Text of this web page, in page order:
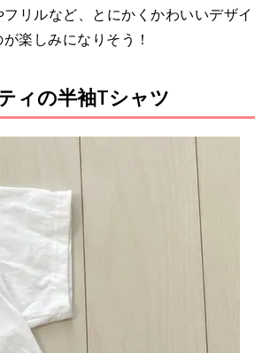
リルなど、とにかくかわいいデザイ
楽しみになりそう！
ィの半袖Tシャツ